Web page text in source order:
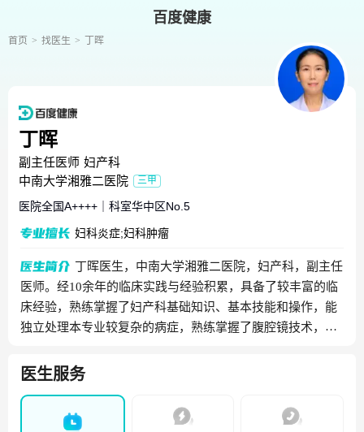
百度健康
首页 找医生 丁晖
丁晖
副主任医师 妇产科
中南大学湘雅二医院
三甲
医院全国A++++ 科室华中区No.5
妇科炎症;妇科肿瘤
丁晖医生，中南大学湘雅二医院，妇产科，副主任
医师。经10余年的临床实践与经验积累，具备了较丰富的临
床经验，熟练掌握了妇产科基础知识、基本技能和操作，能
独立处理本专业较复杂的病症，熟练掌握了腹腔镜技术，能
腹腔镜下子宫肌瘤剥除、卵巢肿瘤剥除、附件切除、输卵管
医生服务